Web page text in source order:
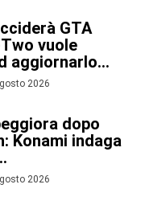
GTA
vuole
aggiornarlo...
2026
dopo
Konami indaga
2026